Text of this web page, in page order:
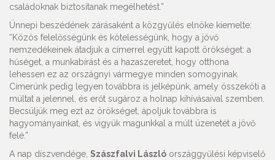
családoknak biztosítanak megélhetést.”
Ünnepi beszédének zárásaként a közgyűlés elnöke kiemelte:
“Közös felelősségünk és kötelességünk, hogy a jövő
nemzedékeinek átadjuk a címerrel együtt kapott örökséget: a
hűséget, a munkabírást és a hazaszeretet, hogy otthona
lehessen ez az országnyi vármegye minden somogyinak.
Címerünk pedig legyen továbbra is jelképünk, amely összeköti a
múltat a jelennel, és erőt sugároz a holnap kihívásaival szemben.
Becsüljük meg ezt az örökséget, ápoljuk továbbra is
hagyományainkat, és vigyük magunkkal a múlt üzenetét a jövő
felé.”
A nap díszvendége, Szászfalvi László országgyűlési képviselő